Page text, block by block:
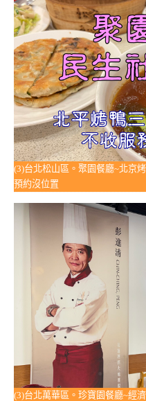
(3)台北松山區。聚園餐廳~北京
預約沒位置
(3)台北萬華區。珍寶園餐廳~經